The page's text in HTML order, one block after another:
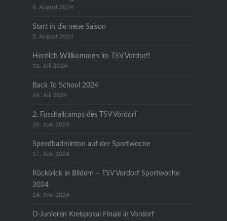
8. August 2024
Start in die neue Saison
5. August 2024
Herzlich Willkommen im TSV Vordorf!
31. Juli 2024
Back To School 2024
16. Juli 2024
2. Fussballcamps des TSV Vordorf
26. Juni 2024
Speedbadminton auf der Sportwoche
17. Juni 2024
Rückblick in Bildern – TSV Vordorf Sportwoche
2024
14. Juni 2024
D-Junioren Kreispokal Finale in Vordorf